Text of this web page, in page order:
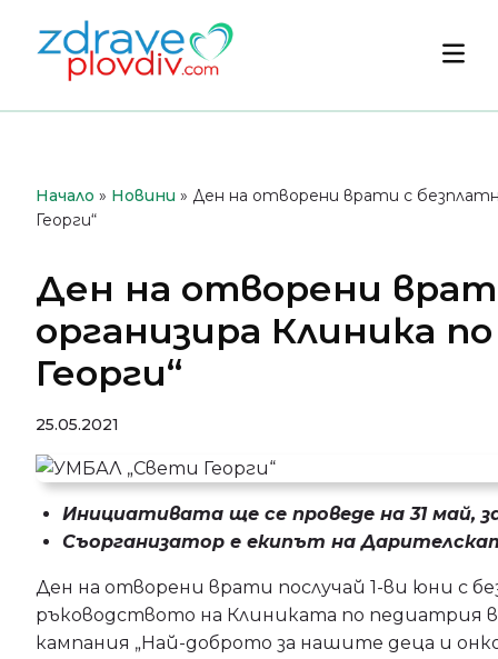
съдържанието
Начало » Новини » Ден на отворени врати с
Георги“
Ден на отворени
организира Клиника
Георги“
25.05.2021
Инициативата ще се проведе на 31 май,
Съорганизатор е екипът на
Ден на отворени врати послучай 1-ви юни с
ръководството на Клиниката по педиатрия
кампания „Най-доброто за нашите деца и